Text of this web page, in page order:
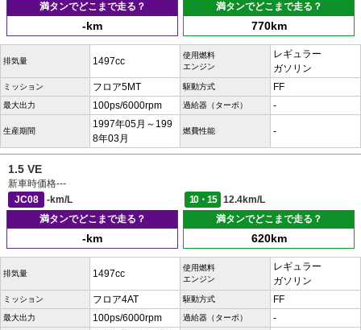
満タンでどこまで走る？
-km
満タンでどこまで走る？
770km
排気量 1497cc
使用燃料
エンジン
レギュラー
ガソリン
ミッション フロア5MT 駆動方式 FF
最大出力 100ps/6000rpm 過給器（ターボ） -
生産期間
1997年05月～199
8年03月
燃費性能 -
1.5 VE
新車時価格---
JC08
-km/L 10・15
12.4km/L
満タンでどこまで走る？
-km
満タンでどこまで走る？
620km
排気量 1497cc
使用燃料
エンジン
レギュラー
ガソリン
ミッション フロア4AT 駆動方式 FF
最大出力 100ps/6000rpm 過給器（ターボ） -